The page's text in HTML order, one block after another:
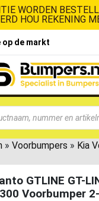
WORDEN
HOU REKENING
de markt
» Voorbumpers » Kia
GTLINE GT-
Voorbumper